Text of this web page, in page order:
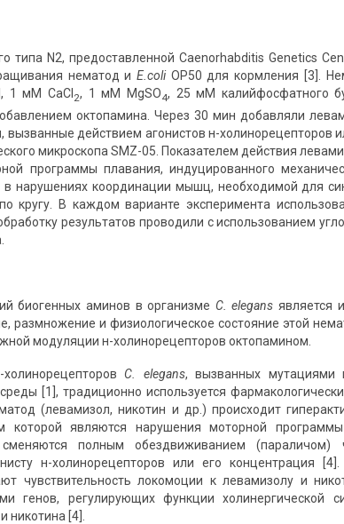
типа N2, предоставленной Caenorhabditis Genetics
нематод иE.coliOP50 для кормления [3].
1 мМ CaCl 2, 1 мМ MgSO4, 25 мМ калийфосфатного
октопамина. Через 30 мин добавляли
действием агонистов н-холинорецепторов
микроскопа SMZ-05. Показателем действия
программы плавания, индуцированного
нарушениях координации мышц, необходимой для
кругу. В каждом варианте эксперимента
результатов проводили с использованием
биогенных аминов в организме C. elegans является
размножение и физиологическое состояние этой
модуляции н-холинорецепторов октопамином.
C. elegans, вызванных мутациями
[1], традиционно используется
(левамизол, никотин и др.) происходит
являются нарушения моторной программы
полным обездвиживанием (параличом)
н-холинорецепторов или его концентрация
чувствительность локомоции к левамизолу и
генов, регулирующих функции холинергической
[4].